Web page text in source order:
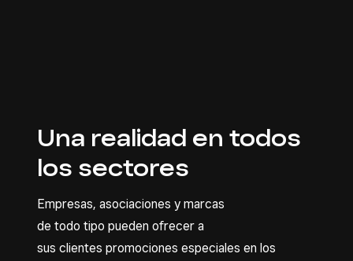
Una realidad en todos
los sectores
Empresas, asociaciones y marcas
de todo tipo pueden ofrecer a
sus clientes promociones especiales en los